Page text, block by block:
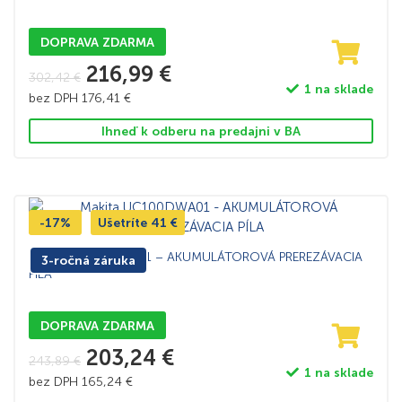
DOPRAVA ZDARMA
302,42€ 216,99 €
bez DPH 176,41 €
1 na sklade
Ihneď k odberu na predajni v BA
3-ročná záruka
-17% Ušetríte 41 €
Makita UC100DWA01 – AKUMULÁTOROVÁ PREREZÁVACIA
PÍLA
DOPRAVA ZDARMA
243,89€ 203,24 €
bez DPH 165,24 €
1 na sklade